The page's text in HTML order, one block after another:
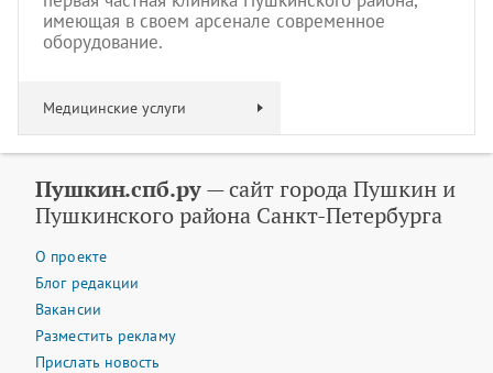
имеющая в своем арсенале современное
оборудование.
Медицинские услуги
Пушкин.спб.ру— сайт города Пушкин и
Пушкинского района Санкт-Петербурга
О проекте
Блог редакции
Вакансии
Разместить рекламу
Прислать новость